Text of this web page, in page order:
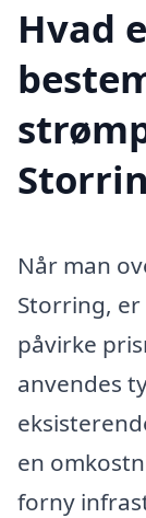
Hvad
Når man
Storring,
påvirke
anvendes
en
forny